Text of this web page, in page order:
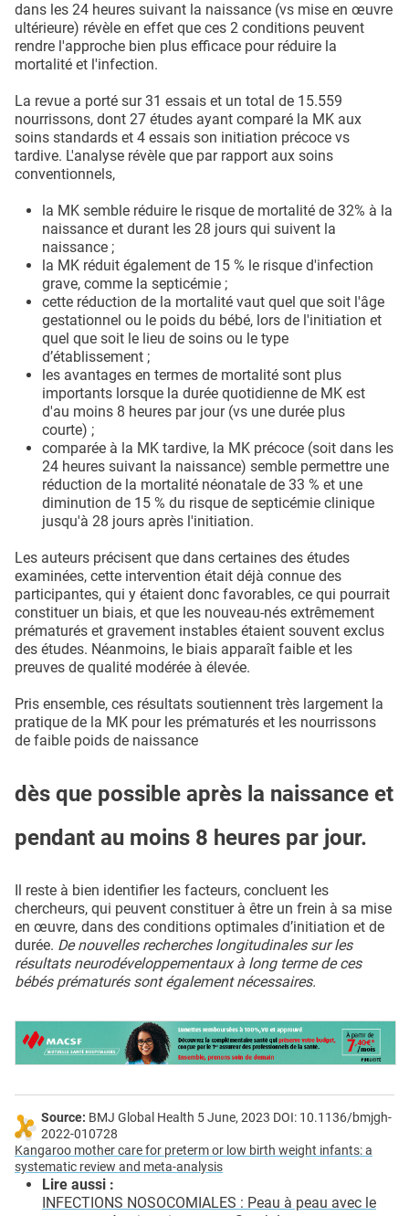
dans les 24 heures suivant la naissance (vs mise en œuvre
ultérieure) révèle en effet que ces 2 conditions peuvent
rendre l'approche bien plus efficace pour réduire la
mortalité et l'infection.
La revue a porté sur 31 essais et un total de 15.559
nourrissons, dont 27 études ayant comparé la MK aux
soins standards et 4 essais son initiation précoce vs
tardive. L'analyse révèle que par rapport aux soins
conventionnels,
la MK semble réduire le risque de mortalité de 32% à la
naissance et durant les 28 jours qui suivent la
naissance ;
la MK réduit également de 15 % le risque d'infection
grave, comme la septicémie ;
cette réduction de la mortalité vaut quel que soit l'âge
gestationnel ou le poids du bébé, lors de l'initiation et
quel que soit le lieu de soins ou le type
d’établissement ;
les avantages en termes de mortalité sont plus
importants lorsque la durée quotidienne de MK est
d'au moins 8 heures par jour (vs une durée plus
courte) ;
comparée à la MK tardive, la MK précoce (soit dans les
24 heures suivant la naissance) semble permettre une
réduction de la mortalité néonatale de 33 % et une
diminution de 15 % du risque de septicémie clinique
jusqu'à 28 jours après l'initiation.
Les auteurs précisent que dans certaines des études
examinées, cette intervention était déjà connue des
participantes, qui y étaient donc favorables, ce qui pourrait
constituer un biais, et que les nouveau-nés extrêmement
prématurés et gravement instables étaient souvent exclus
des études. Néanmoins, le biais apparaît faible et les
preuves de qualité modérée à élevée.
Pris ensemble, ces résultats soutiennent très largement la
pratique de la MK pour les prématurés et les nourrissons
de faible poids de naissance
dès que possible après la naissance et
pendant au moins 8 heures par jour.
Il reste à bien identifier les facteurs, concluent les
chercheurs, qui peuvent constituer à être un frein à sa mise
en œuvre, dans des conditions optimales d’initiation et de
durée. De nouvelles recherches longitudinales sur les
résultats neurodéveloppementaux à long terme de ces
bébés prématurés sont également nécessaires.
Source: BMJ Global Health 5 June, 2023 DOI: 10.1136/bmjgh-
2022-010728
Kangaroo mother care for preterm or low birth weight infants: a
systematic review and meta-analysis
Lire aussi :
INFECTIONS NOSOCOMIALES : Peau à peau avec le